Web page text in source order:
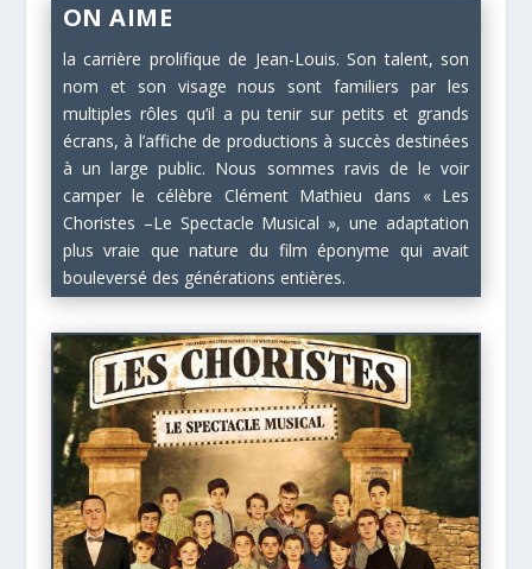
ON AIME
la carrière prolifique de Jean-Louis. Son talent, son
nom et son visage nous sont familiers par les
multiples rôles qu’il a pu tenir sur petits et grands
écrans, à l’affiche de productions à succès destinées
à un large public. Nous sommes ravis de le voir
camper le célèbre Clément Mathieu dans « Les
Choristes –Le Spectacle Musical », une adaptation
plus vraie que nature du film éponyme qui avait
bouleversé des générations entières.